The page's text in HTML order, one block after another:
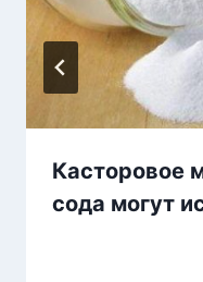
Касторовое
сода могут